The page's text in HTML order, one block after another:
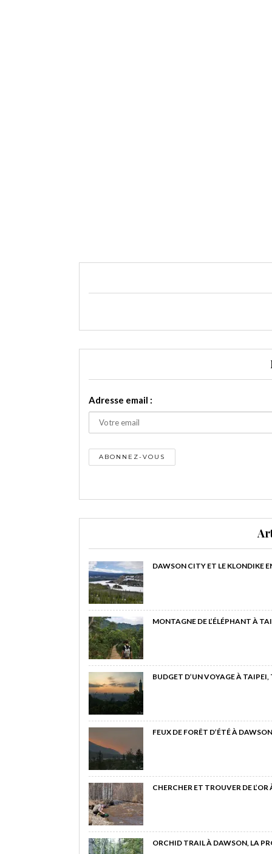
Adresse email :
DAWSON CITY ET LE KLONDIKE
MONTAGNE DE L’ÉLÉPHANT À
BUDGET D’UN VOYAGE À
FEUX DE FORÊT D’ÉTÉ À
CHERCHER ET TROUVER DE
ORCHID TRAIL À DAWSON, LA